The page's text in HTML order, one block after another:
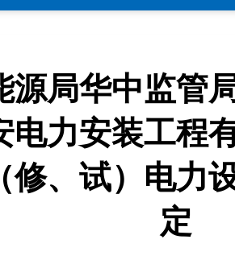
源局华中监管
电力安装工程
修、试）电力
定